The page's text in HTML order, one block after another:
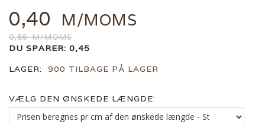
0,40 M/MOMS
0,85M/MOMS
DU SPARER: 0,45
LAGER:
900 TILBAGE PÅ LAGER
VÆLG DEN ØNSKEDE LÆNGDE: